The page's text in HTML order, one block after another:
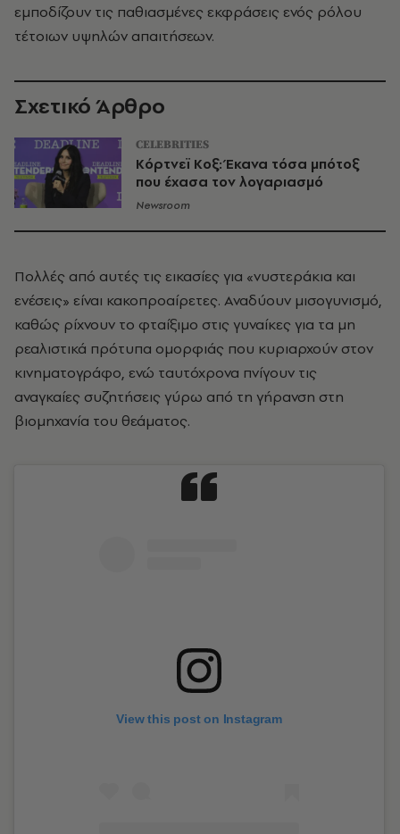
εμποδίζουν τις παθιασμένες εκφράσεις ενός ρόλου
τέτοιων υψηλών απαιτήσεων.
Σχετικό Άρθρο
CELEBRITIES
Kόρτνεϊ Κοξ: Έκανα τόσα μπότοξ
που έχασα τον λογαριασμό
Newsroom
Πολλές από αυτές τις εικασίες για «νυστεράκια και
ενέσεις» είναι κακοπροαίρετες. Αναδύουν μισογυνισμό,
καθώς ρίχνουν το φταίξιμο στις γυναίκες για τα μη
ρεαλιστικά πρότυπα ομορφιάς που κυριαρχούν στον
κινηματογράφο, ενώ ταυτόχρονα πνίγουν τις
αναγκαίες συζητήσεις γύρω από τη γήρανση στη
βιομηχανία του θεάματος.
View this post on Instagram